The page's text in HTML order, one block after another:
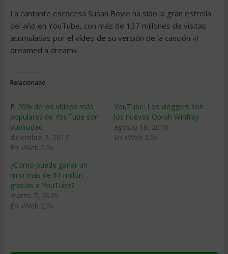
La cantante escocesa Susan Boyle ha sido la gran estrella
del año en YouTube, con más de 137 millones de visitas
acumuladas por el vídeo de su versión de la canción «I
dreamed a dream».
Relacionado
El 20% de los vídeos más
populares de YouTube son
publicidad
diciembre 7, 2017
En «Web 2.0»
YouTube: Los vloggers son
los nuevos Oprah Winfrey
agosto 18, 2018
En «Web 2.0»
¿Cómo puede ganar un
niño más de $1 millón
gracias a YouTube?
marzo 7, 2020
En «Web 2.0»